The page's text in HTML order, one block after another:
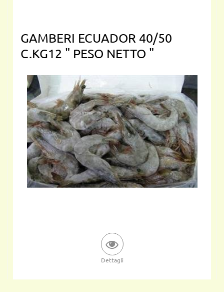
GAMBERI ECUADOR 40/50
C.KG12 " PESO NETTO "
Dettagli